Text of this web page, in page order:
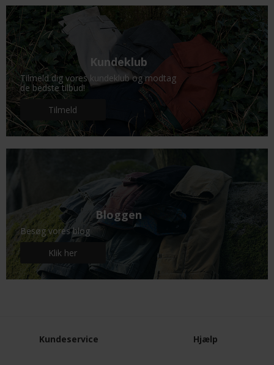
Kundeklub
Tilmeld dig vores kundeklub og modtag
de bedste tilbud!
Tilmeld
Bloggen
Besøg vores blog
Klik her
Kundeservice Hjælp